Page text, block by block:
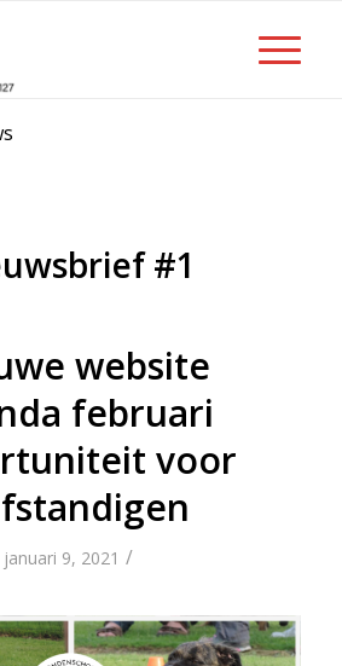
#1
website
februari
voor
januari 9, 2021 /